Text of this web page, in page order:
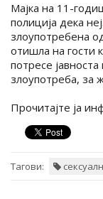
Мајка на 11-
полиција дека
злоупотребена
отишла на гости
потресе
злоупотреба, за
Прочитајте ја
Тагови: